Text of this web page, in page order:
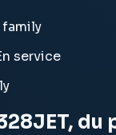
family
service